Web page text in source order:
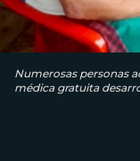
Numerosas personas
médica gratuita